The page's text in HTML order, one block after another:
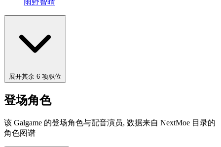
雨野智晴
展开其余 6 项职位
登场角色
该 Galgame 的登场角色与配音演员, 数据来自 NextMoe 目录的
角色图谱